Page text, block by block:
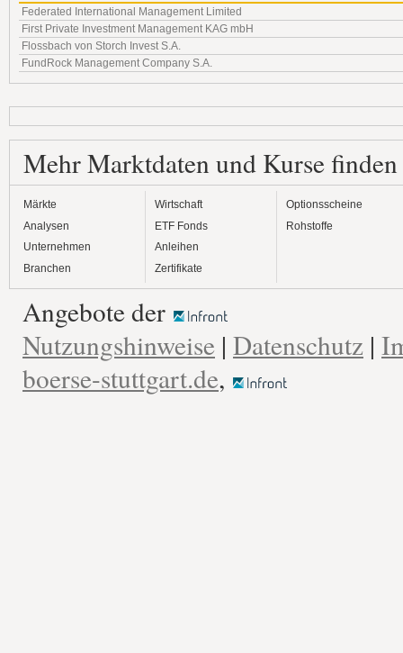
Federated International Management Limited
First Private Investment Management KAG mbH
Flossbach von Storch Invest S.A.
FundRock Management Company S.A.
Mehr Marktdaten und Kurse
Märkte
Analysen
Unternehmen
Branchen
Wirtschaft
ETF Fonds
Anleihen
Zertifikate
Optionsscheine
Rohstoffe
Angebote der
Nutzungshinweise | Datenschutz |
boerse-stuttgart.de,